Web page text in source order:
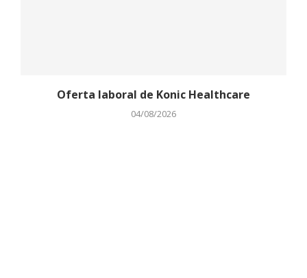
Oferta laboral de Konic Healthcare
04/08/2026